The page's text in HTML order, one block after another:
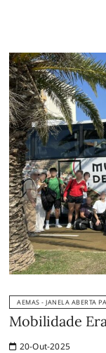
AEMAS - JANELA ABERTA
Mobilidade
20-Out-2025